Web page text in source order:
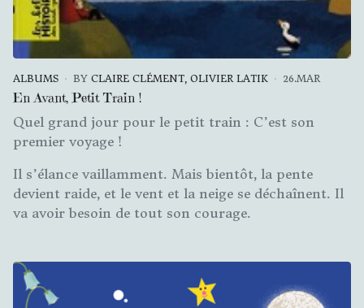
ALBUMS BY CLAIRE CLÉMENT, OLIVIER LATIK 26.MAR
En Avant, Petit Train !
Quel grand jour pour le petit train : C’est son
premier voyage !
Il s’élance vaillamment. Mais bientôt, la pente
devient raide, et le vent et la neige se déchaînent. Il
va avoir besoin de tout son courage.